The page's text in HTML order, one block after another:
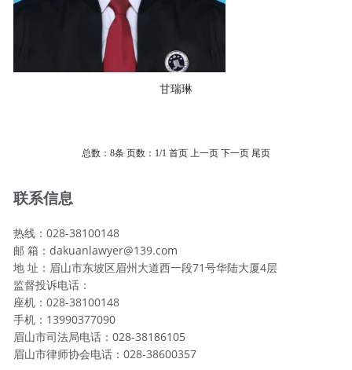
甘瑞琳
总数：8条 页数： 1/1 首页 上一页 下一页 尾页
联系信息
热线：028-38100148
邮 箱：dakuanlawyer@139.com
地 址：眉山市东坡区眉州大道西一段71号华陆大厦4层
监督投诉电话：
座机：028-38100148
手机：13990377090
眉山市司法局电话：028-38186105
眉山市律师协会电话：028-38600357